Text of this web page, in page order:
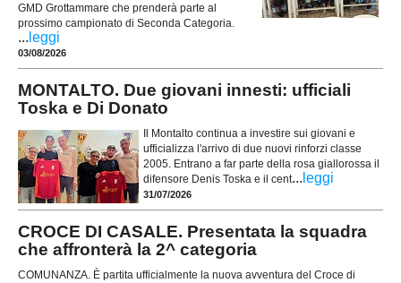
GMD Grottammare che prenderà parte al
prossimo campionato di Seconda Categoria.
... leggi
03/08/2026
MONTALTO. Due giovani innesti: ufficiali
Toska e Di Donato
Il Montalto continua a investire sui giovani e
ufficializza l'arrivo di due nuovi rinforzi classe
2005. Entrano a far parte della rosa giallorossa il
difensore Denis Toska e il cent... leggi
31/07/2026
CROCE DI CASALE. Presentata la squadra
che affronterà la 2^ categoria
COMUNANZA. È partita ufficialmente la nuova avventura del Croce di